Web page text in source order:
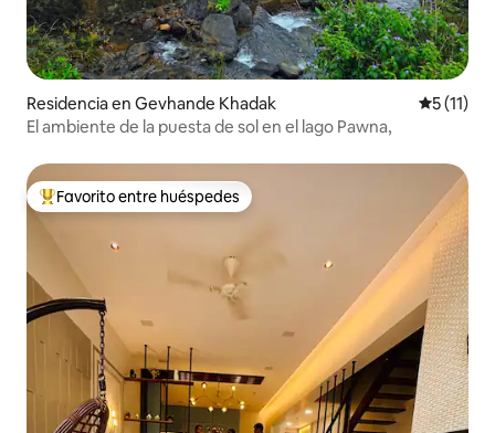
Residencia en Gevhande Khadak
5 (11)
El ambiente de la puesta de sol en el lago Pawna,
De los mejores en Favorito entre huéspedes
Favorito entre huéspedes